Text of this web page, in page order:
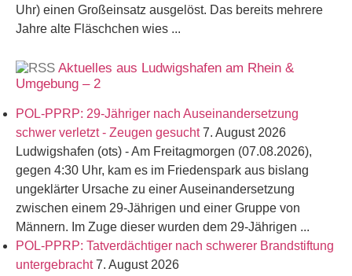
Uhr) einen Großeinsatz ausgelöst. Das bereits mehrere
Jahre alte Fläschchen wies ...
Aktuelles aus Ludwigshafen am Rhein &
Umgebung – 2
POL-PPRP: 29-Jähriger nach Auseinandersetzung
schwer verletzt - Zeugen gesucht 7. August 2026
Ludwigshafen (ots) - Am Freitagmorgen (07.08.2026),
gegen 4:30 Uhr, kam es im Friedenspark aus bislang
ungeklärter Ursache zu einer Auseinandersetzung
zwischen einem 29-Jährigen und einer Gruppe von
Männern. Im Zuge dieser wurden dem 29-Jährigen ...
POL-PPRP: Tatverdächtiger nach schwerer Brandstiftung
untergebracht 7. August 2026